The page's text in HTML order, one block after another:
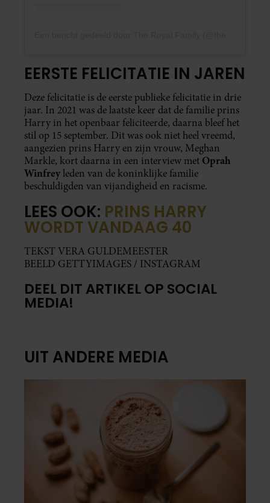
EERSTE FELICITATIE IN JAREN
Deze felicitatie is de eerste publieke felicitatie in drie
jaar. In 2021 was de laatste keer dat de familie prins
Harry in het openbaar feliciteerde, daarna bleef het
stil op 15 september. Dit was ook niet heel vreemd,
aangezien prins Harry en zijn vrouw, Meghan
Markle, kort daarna in een interview met Oprah
Winfreyleden van de koninklijke familie
beschuldigden van vijandigheid en racisme.
LEES OOK: PRINS HARRY
WORDT VANDAAG 40
TEKST VERA GULDEMEESTER
BEELD GETTYIMAGES / INSTAGRAM
DEEL DIT ARTIKEL OP SOCIAL
MEDIA!
UIT ANDERE MEDIA